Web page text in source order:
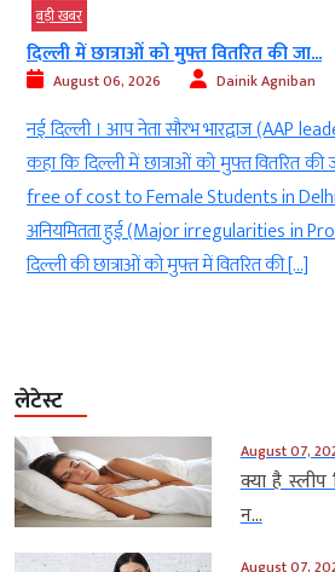
बड़ी खबर
दिल्ली में छात्राओं को मुफ्त वितरित की जा...
August 06, 2026 Dainik Agniban
नई दिल्ली । आप नेता सौरभ भारद्वाज (AAP
कहा कि दिल्ली में छात्राओं को मुफ्त वितरित
free of cost to Female Students in Delhi)
अनियमितता हुई (Major irregularities in
दिल्ली की छात्राओं को मुफ्त में वितरित की […]
लेटेस्ट
August 07,
क्या है
न...
August 07,